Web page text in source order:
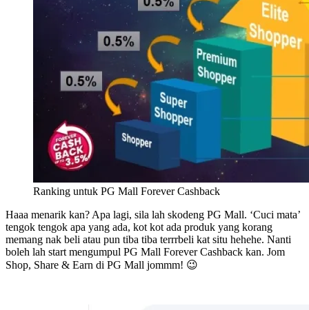
Ranking untuk PG Mall Forever Cashback
Haaa menarik kan? Apa lagi, sila lah skodeng PG Mall. ‘Cuci mata’
tengok tengok apa yang ada, kot kot ada produk yang korang
memang nak beli atau pun tiba tiba terrrbeli kat situ hehehe. Nanti
boleh lah start mengumpul PG Mall Forever Cashback kan. Jom
Shop, Share & Earn di PG Mall jommm! 😉